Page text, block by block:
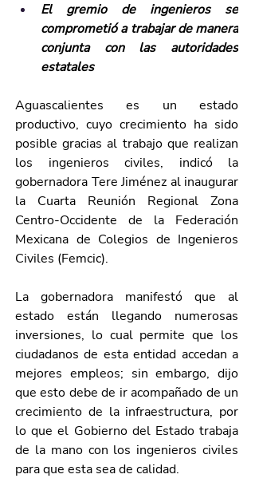
El gremio de ingenieros se
comprometió a trabajar de manera
conjunta con las autoridades
estatales
Aguascalientes es un estado
productivo, cuyo crecimiento ha sido
posible gracias al trabajo que realizan
los ingenieros civiles, indicó la
gobernadora Tere Jiménez al inaugurar
la Cuarta Reunión Regional Zona
Centro-Occidente de la Federación
Mexicana de Colegios de Ingenieros
Civiles (Femcic).
La gobernadora manifestó que al
estado están llegando numerosas
inversiones, lo cual permite que los
ciudadanos de esta entidad accedan a
mejores empleos; sin embargo, dijo
que esto debe de ir acompañado de un
crecimiento de la infraestructura, por
lo que el Gobierno del Estado trabaja
de la mano con los ingenieros civiles
para que esta sea de calidad.